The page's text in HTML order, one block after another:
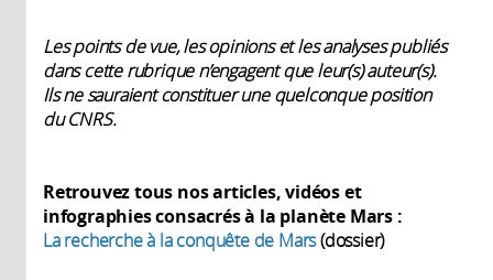
Les points de vue, les opinions et les analyses publiés
dans cette rubrique n’engagent que leur(s) auteur(s).
Ils ne sauraient constituer une quelconque position
du CNRS.
Retrouvez tous nos articles, vidéos et
infographies consacrés à la planète Mars :
La recherche à la conquête de Mars(dossier)